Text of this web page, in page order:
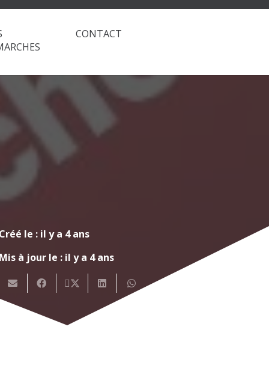
CONTACT
Créé le : il y a 4 ans
Mis à jour le : il y a 4 ans